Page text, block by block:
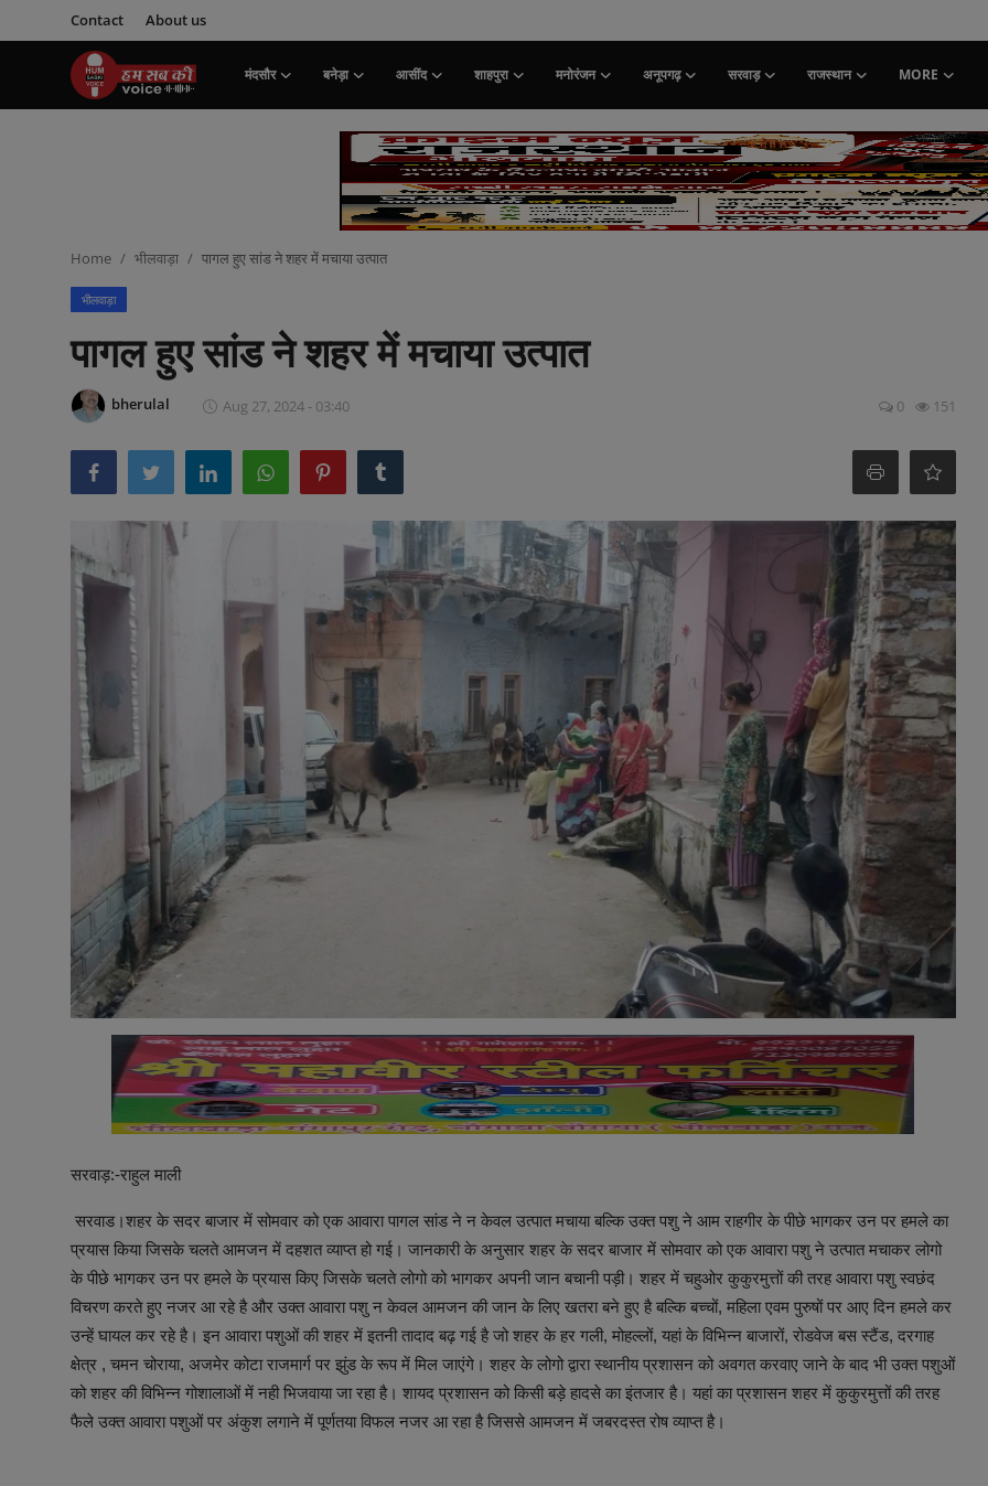
Contact About us
मंदसौर बनेड़ा आसींद शाहपुरा मनोरंजन अनूपगढ़ सरवाड़ राजस्थान MORE
Home भीलवाड़ा पागल हुए सांड ने शहर में मचाया उत्पात
भीलवाड़ा
पागल हुए सांड ने शहर में मचाया उत्पात
bherulal Aug 27, 2024 - 03:40 0 151
सरवाड़:-राहुल माली
सरवाड।शहर के सदर बाजार में सोमवार को एक आवारा पागल सांड ने न केवल उत्पात मचाया बल्कि उक्त पशु ने आम राहगीर के पीछे भागकर उन पर हमले का
प्रयास किया जिसके चलते आमजन में दहशत व्याप्त हो गई। जानकारी के अनुसार शहर के सदर बाजार में सोमवार को एक आवारा पशु ने उत्पात मचाकर लोगो
के पीछे भागकर उन पर हमले के प्रयास किए जिसके चलते लोगो को भागकर अपनी जान बचानी पड़ी। शहर में चहुओर कुकुरमुत्तों की तरह आवारा पशु स्वछंद
विचरण करते हुए नजर आ रहे है और उक्त आवारा पशु न केवल आमजन की जान के लिए खतरा बने हुए है बल्कि बच्चों, महिला एवम पुरुषों पर आए दिन हमले कर
उन्हें घायल कर रहे है। इन आवारा पशुओं की शहर में इतनी तादाद बढ़ गई है जो शहर के हर गली, मोहल्लों, यहां के विभिन्न बाजारों, रोडवेज बस स्टैंड, दरगाह
क्षेत्र , चमन चोराया, अजमेर कोटा राजमार्ग पर झुंड के रूप में मिल जाएंगे। शहर के लोगो द्वारा स्थानीय प्रशासन को अवगत करवाए जाने के बाद भी उक्त पशुओं
को शहर की विभिन्न गोशालाओं में नही भिजवाया जा रहा है। शायद प्रशासन को किसी बड़े हादसे का इंतजार है। यहां का प्रशासन शहर में कुकुरमुत्तों की तरह
फैले उक्त आवारा पशुओं पर अंकुश लगाने में पूर्णतया विफल नजर आ रहा है जिससे आमजन में जबरदस्त रोष व्याप्त है।